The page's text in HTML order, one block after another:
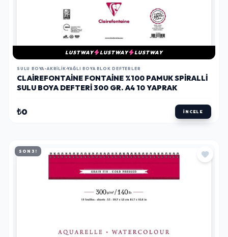
LUSTWAY LUSTWAY LUSTWAY
SULU BOYA-AKRILIK-YAĞLI BOYA BLOK DEFTERLER
CLAIREFONTAINE FONTAINE %100 PAMUK SPIRALLI
SULU BOYA DEFTERI 300 GR. A4 10 YAPRAK
₺0 İNCELE
SON 3!